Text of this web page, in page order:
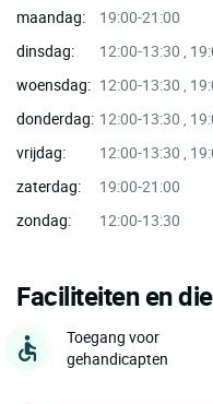
maandag:
19:00-21:00
dinsdag:
12:00-13:30 ,
woensdag: 12:00-13:30 ,
donderdag: 12:00-13:30 ,
vrijdag:
12:00-13:30 ,
zaterdag:
19:00-21:00
zondag:
12:00-13:30
Faciliteiten en
Toegang voor
gehandicapten